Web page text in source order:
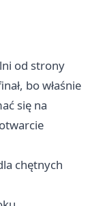
od strony
bo właśnie
się na
chętnych